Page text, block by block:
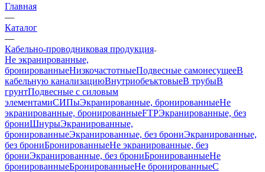
Главная
—
Каталог
—
Кабельно-проводниковая продукция
Не экранированные,
бронированныеНизкочастотныеПодвесные самонесущееВ
кабельную канализациюВнутриобеъктовыеВ трубыВ
грунтПодвесные с силовым
элементамиСИПыЭкранированные, бронированныеНе
экранированные, бронированныеFTPЭкранированные, без
брониШнурыЭкранированные,
бронированныеЭкранированные, без брониЭкранированные,
без брониБронированныеНе экранированные, без
брониЭкранированные, без брониБронированныеНе
бронированныеБронированныеНе бронированныеС